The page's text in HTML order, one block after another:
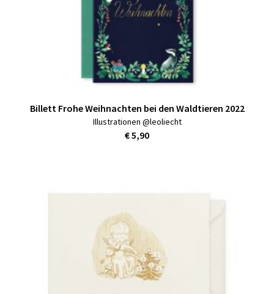
Billett Frohe Weihnachten bei den Waldtieren 2022
Illustrationen @leoliecht
€ 5,90